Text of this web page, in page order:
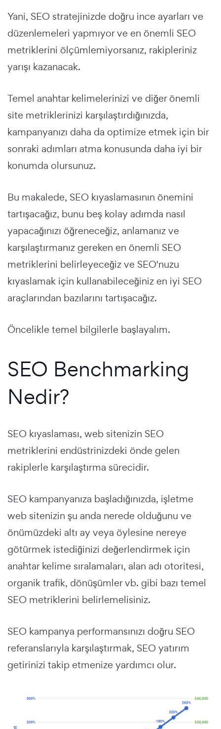
Yani, SEO stratejinizde doğru ince ayarları ve
düzenlemeleri yapmıyor ve en önemli SEO
metriklerini ölçümlemiyorsanız, rakipleriniz
yarışı kazanacak.
Temel anahtar kelimelerinizi ve diğer önemli
site metriklerinizi karşılaştırdığınızda,
kampanyanızı daha da optimize etmek için bir
sonraki adımları atma konusunda daha iyi bir
konumda olursunuz.
Bu makalede, SEO kıyaslamasının önemini
tartışacağız, bunu beş kolay adımda nasıl
yapacağınızı öğreneceğiz, anlamanız ve
karşılaştırmanız gereken en önemli SEO
metriklerini belirleyeceğiz ve SEO'nuzu
kıyaslamak için kullanabileceğiniz en iyi SEO
araçlarından bazılarını tartışacağız.
Öncelikle temel bilgilerle başlayalım.
SEO Benchmarking
Nedir?
SEO kıyaslaması, web sitenizin SEO
metriklerini endüstrinizdeki önde gelen
rakiplerle karşılaştırma sürecidir.
SEO kampanyanıza başladığınızda, işletme
web sitenizin şu anda nerede olduğunu ve
önümüzdeki altı ay veya öylesine nereye
götürmek istediğinizi değerlendirmek için
anahtar kelime sıralamaları, alan adı otoritesi,
organik trafik, dönüşümler vb. gibi bazı temel
SEO metriklerini belirlemelisiniz.
SEO kampanya performansınızı doğru SEO
referanslarıyla karşılaştırmak, SEO yatırım
getirinizi takip etmenize yardımcı olur.